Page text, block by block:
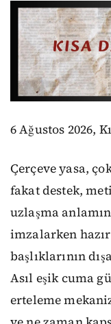
6 Ağustos 2026,
Çerçeve yasa,
fakat destek,
uzlaşma
imzalarken
başlıklarının
Asıl eşik cuma
erteleme